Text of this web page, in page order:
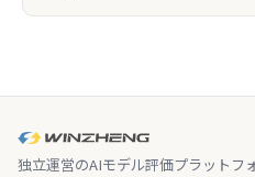
独立運営のAIモデル評価プラットフ